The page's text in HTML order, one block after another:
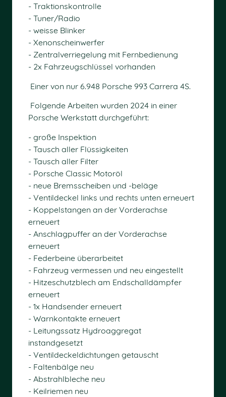
- Traktionskontrolle
- Tuner/Radio
- weisse Blinker
- Xenonscheinwerfer
- Zentralverriegelung mit Fernbedienung
- 2x Fahrzeugschlüssel vorhanden
Einer von nur 6.948 Porsche 993 Carrera 4S.
Folgende Arbeiten wurden 2024 in einer
Porsche Werkstatt durchgeführt:
- große Inspektion
- Tausch aller Flüssigkeiten
- Tausch aller Filter
- Porsche Classic Motoröl
- neue Bremsscheiben und -beläge
- Ventildeckel links und rechts unten erneuert
- Koppelstangen an der Vorderachse
erneuert
- Anschlagpuffer an der Vorderachse
erneuert
- Federbeine überarbeitet
- Fahrzeug vermessen und neu eingestellt
- Hitzeschutzblech am Endschalldämpfer
erneuert
- 1x Handsender erneuert
- Warnkontakte erneuert
- Leitungssatz Hydroaggregat
instandgesetzt
- Ventildeckeldichtungen getauscht
- Faltenbälge neu
- Abstrahlbleche neu
- Keilriemen neu